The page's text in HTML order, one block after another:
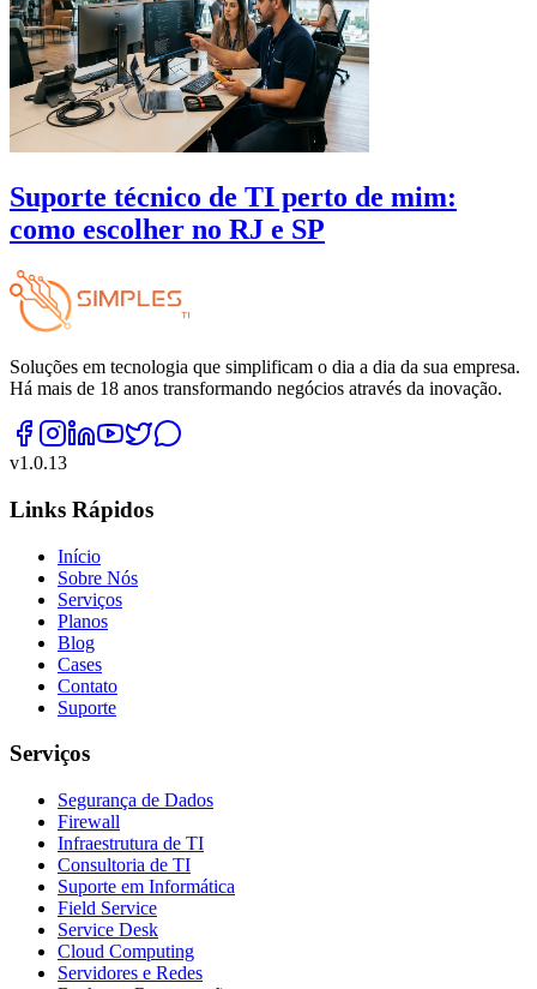
Suporte técnico de TI perto de mim:
como escolher no RJ e SP
Soluções em tecnologia que simplificam o dia a dia da sua empresa.
Há mais de 18 anos transformando negócios através da inovação.
v1.0.13
Links Rápidos
Início
Sobre Nós
Serviços
Planos
Blog
Cases
Contato
Suporte
Serviços
Segurança de Dados
Firewall
Infraestrutura de TI
Consultoria de TI
Suporte em Informática
Field Service
Service Desk
Cloud Computing
Servidores e Redes